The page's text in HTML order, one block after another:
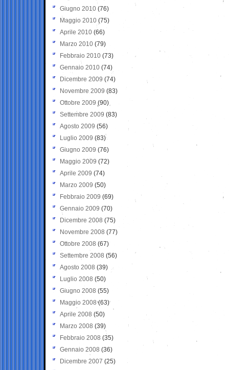
Giugno 2010 (76)
Maggio 2010 (75)
Aprile 2010 (66)
Marzo 2010 (79)
Febbraio 2010 (73)
Gennaio 2010 (74)
Dicembre 2009 (74)
Novembre 2009 (83)
Ottobre 2009 (90)
Settembre 2009 (83)
Agosto 2009 (56)
Luglio 2009 (83)
Giugno 2009 (76)
Maggio 2009 (72)
Aprile 2009 (74)
Marzo 2009 (50)
Febbraio 2009 (69)
Gennaio 2009 (70)
Dicembre 2008 (75)
Novembre 2008 (77)
Ottobre 2008 (67)
Settembre 2008 (56)
Agosto 2008 (39)
Luglio 2008 (50)
Giugno 2008 (55)
Maggio 2008(63)
Aprile 2008 (50)
Marzo 2008 (39)
Febbraio 2008 (35)
Gennaio 2008 (36)
Dicembre 2007 (25)